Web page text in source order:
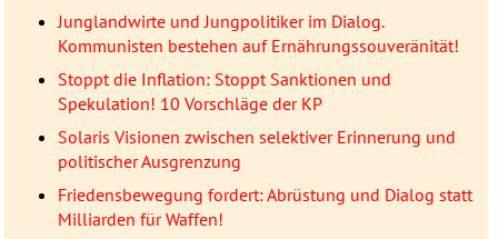
Junglandwirte und Jungpolitiker im Dialog.
Kommunisten bestehen auf Ernährungssouveränität!
Stoppt die Inflation: Stoppt Sanktionen und
Spekulation! 10 Vorschläge der KP
Solaris Visionen zwischen selektiver Erinnerung und
politischer Ausgrenzung
Friedensbewegung fordert: Abrüstung und Dialog statt
Milliarden für Waffen!